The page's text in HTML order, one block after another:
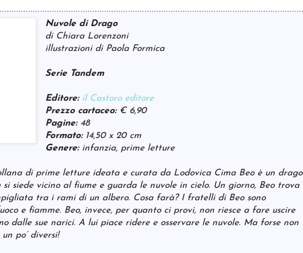
Nuvole di Drago
di Chiara Lorenzoni
illustrazioni di Paola Formica
Serie Tandem
Editore: il Castoro editore
Prezzo cartaceo: € 6,90
Pagine: 48
Formato: 14,50 x 20 cm
Genere:infanzia, prime letture
di prime letture ideata e curata da Lodovica Cima Beo è un drago
siede vicino al fiume e guarda le nuvole in cielo. Un giorno, Beo trova
tra i rami di un albero. Cosa farà? I fratelli di Beo sono
e fiamme. Beo, invece, per quanto ci provi, non riesce a fare uscire
dalle sue narici. A lui piace ridere e osservare le nuvole. Ma forse non
po’ diversi!